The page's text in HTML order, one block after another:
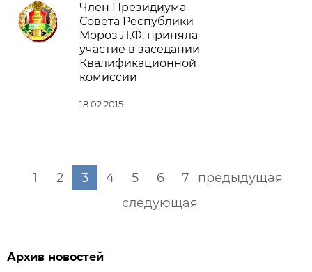
Член Президиума
Совета Республики
Мороз Л.Ф. приняла
участие в заседании
Квалификационной
комиссии
18.02.2015
предыдущая
1 2 3 4 5 6
7
следующая
Архив новостей